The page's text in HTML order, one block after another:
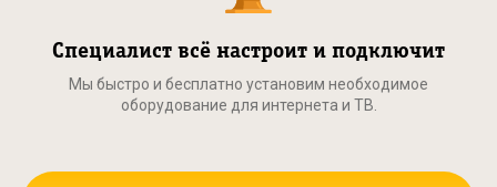
Специалист всё настроит и подключит
Мы быстро и бесплатно установим необходимое
оборудование для интернета и ТВ.